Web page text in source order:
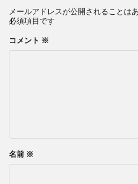
メールアドレスが公開されることは
必須項目です
コメント ※
名前 ※